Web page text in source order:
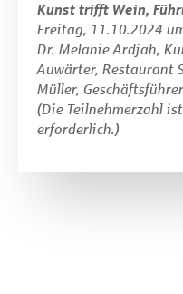
Kunst trifft Wein,
Freitag, 11.10.2024
Dr. Melanie Ardjah,
Auwärter, Restaurant
Müller,
(Die Teilnehmerzahl
erforderlich.)